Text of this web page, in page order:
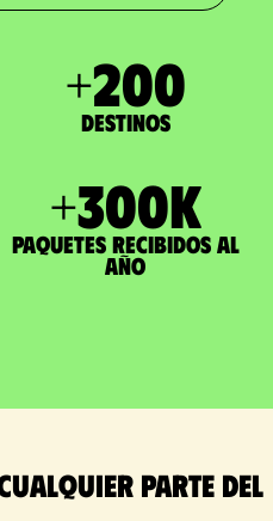
+200
Destinos
+300K
paquetes recibidos al
año
parte del